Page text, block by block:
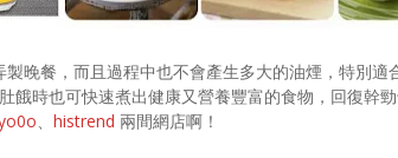
製晚餐，而且過程中也不會產生多大的油煙，特別適
餓時也可快速煮出健康又營養豐富的食物，回復幹
、 histrend 兩間網店啊！